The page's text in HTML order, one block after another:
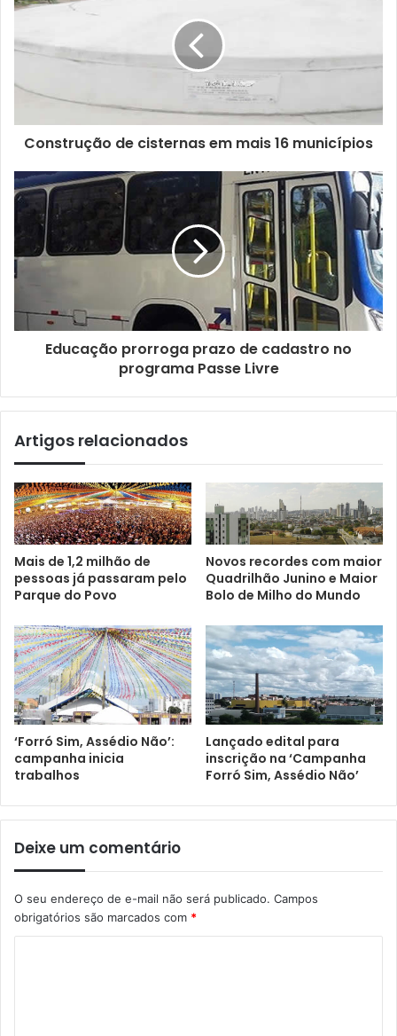
Construção de cisternas em mais 16 municípios
Educação prorroga prazo de cadastro no
programa Passe Livre
Artigos relacionados
Mais de 1,2 milhão de
pessoas já passaram pelo
Parque do Povo
Novos recordes com maior
Quadrilhão Junino e Maior
Bolo de Milho do Mundo
‘Forró Sim, Assédio Não’:
campanha inicia
trabalhos
Lançado edital para
inscrição na ‘Campanha
Forró Sim, Assédio Não’
Deixe um comentário
O seu endereço de e-mail não será publicado. Campos
obrigatórios são marcados com *